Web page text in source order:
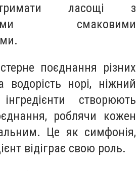
ласощі з
смаковими
поєднання різних
водорість норі, ніжний
створюють
роблячи кожен
Це як симфонія,
відіграє свою роль.